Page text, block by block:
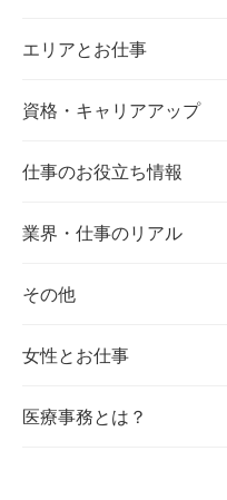
エリアとお仕事
資格・キャリアアップ
仕事のお役立ち情報
業界・仕事のリアル
その他
女性とお仕事
医療事務とは？